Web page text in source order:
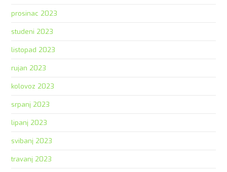
prosinac 2023
studeni 2023
listopad 2023
rujan 2023
kolovoz 2023
srpanj 2023
lipanj 2023
svibanj 2023
travanj 2023